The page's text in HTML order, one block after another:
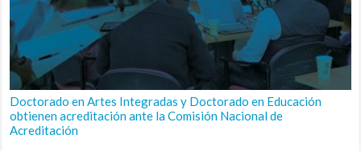
Doctorado en Artes Integradas y Doctorado en Educación
obtienen acreditación ante la Comisión Nacional de
Acreditación